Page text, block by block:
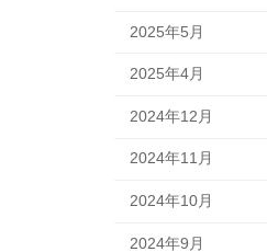
2025年5月
2025年4月
2024年12月
2024年11月
2024年10月
2024年9月